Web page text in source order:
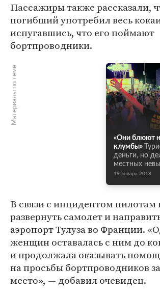
Пассажиры также рассказали,
погибший употребил весь
испугавшись, что его поймают
бортпроводники.
Материалы по теме
«Они блюют
клумбы»
деньги, но
местных
19 января 2018
В связи с инцидентом
развернуть самолет и
аэропорт Тулуза во Франции.
женщин оставалась с ним до
и продолжала оказывать
на просьбы бортпроводников
место», — добавил очевидец.